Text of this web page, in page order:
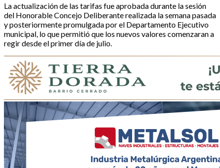
La actualización de las tarifas fue aprobada durante la sesión
del Honorable Concejo Deliberante realizada la semana pasada
y posteriormente promulgada por el Departamento Ejecutivo
municipal, lo que permitió que los nuevos valores comenzaran a
regir desde el primer día de julio.